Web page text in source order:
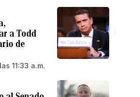
a Todd
de
11:33 a.m.